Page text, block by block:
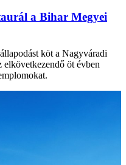
a Bihar Megyei
köt a Nagyváradi
elkövetkezendő öt évben